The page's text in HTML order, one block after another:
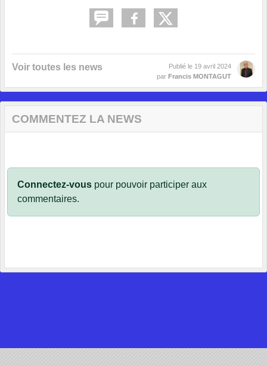
Voir toutes les news Publié le 19 avril 2024
par Francis MONTAGUT
COMMENTEZ LA NEWS
Connectez-vous pour pouvoir participer aux
commentaires.